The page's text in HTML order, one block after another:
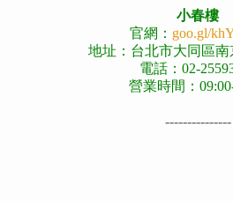
小春樓
官網： goo.gl/
地址：台北市大同區南
電話：02-
營業時間：
---------------